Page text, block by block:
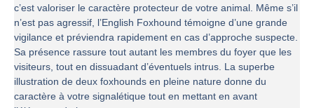
c’est valoriser le caractère protecteur de votre animal. Même s’il
n’est pas agressif, l’English Foxhound témoigne d’une grande
vigilance et préviendra rapidement en cas d’approche suspecte.
Sa présence rassure tout autant les membres du foyer que les
visiteurs, tout en dissuadant d’éventuels intrus. La superbe
illustration de deux foxhounds en pleine nature donne du
caractère à votre signalétique tout en mettant en avant